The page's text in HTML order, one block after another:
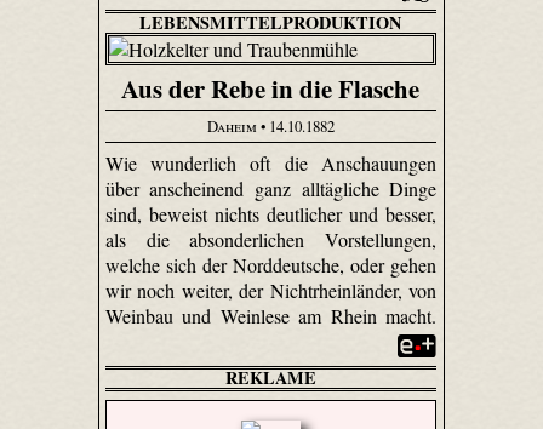
LEBENSMITTELPRODUKTION
Aus der Rebe in die Flasche
Daheim • 14.10.1882
Wie wunderlich oft die Anschauungen
über anscheinend ganz alltägliche Dinge
sind, beweist nichts deutlicher und besser,
als die absonderlichen Vorstellungen,
welche sich der Norddeutsche, oder gehen
wir noch weiter, der Nichtrheinländer, von
Weinbau und Weinlese am Rhein macht.
REKLAME